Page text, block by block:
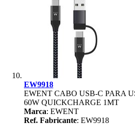
EW9918
EWENT CABO USB-C PARA
60W QUICKCHARGE 1MT
Marca: EWENT
Ref. Fabricante: EW9918